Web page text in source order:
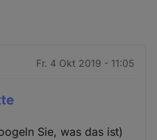
Fr. 4 Okt 2019 - 11:05
Sie, was das ist)